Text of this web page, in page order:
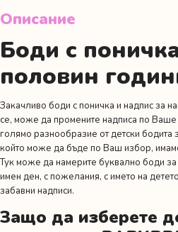
Описание
Боди с
половин
Закачливо боди с поничка и надпис за
се, може да промените надписа по
голямо разнообразие от детски бодита
който може да бъде по Ваш избор,
Тук може да намерите буквално боди
имен ден, с пожелания, с името на
забавни надписи.
Защо да изберете